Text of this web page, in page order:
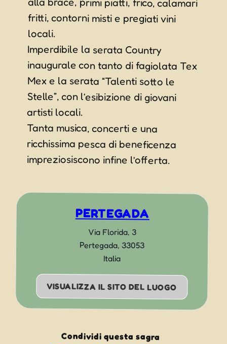
locali.
Imperdibile la serata Country
inaugurale con tanto di fagiolata Tex
Mex e la serata “Talenti sotto le
Stelle”, con l’esibizione di giovani
artisti locali.
Tanta musica, concerti e una
ricchissima pesca di beneficenza
impreziosiscono infine l’offerta.
PERTEGADA
Via Florida, 3
Pertegada, 33053
Italia
VISUALIZZA IL SITO DEL LUOGO
Condividi questa sagra